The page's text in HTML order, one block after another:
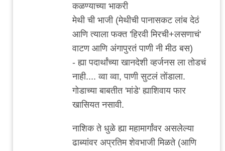
कळण्याच्या भाकरी
मेथी ची भाजी (मेथीची पानासकट लांब देठं
आणि त्याला फक्त 'हिरवी मिरची+लसणाचं'
वाटण आणि अंगापुरतं पाणी नी मीठ बस)
- ह्या पदार्थांच्या खानदेशी व्हर्जनस ला तोडचं
नाही.... व्वा व्वा, पाणी सुटलं तोंडाला.
गोडाच्या बाबतीत 'मांडे' ह्याशिवाय फार
खासियत नसावी.
नाशिक ते धुळे ह्या महामार्गांवर असलेल्या
ढाब्यांवर अप्रतिम शेवभाजी मिळते (आणि